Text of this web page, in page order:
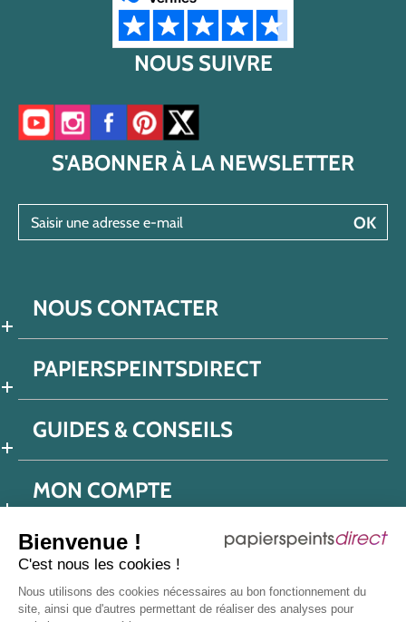
Bienvenue !
C'est nous les cookies !
Nous utilisons des cookies nécessaires au bon fonctionnement du
site, ainsi que d'autres permettant de réaliser des analyses pour
NOUS SUIVRE
Accéder à notre chaîne YouTube
Accéder à notre compte Instagram
Accéder à notre page Facebook
Accéder à notre compte Pinterest
Accéder à notre compte Twitter/X
S'ABONNER À LA NEWSLETTER
OK
NOUS CONTACTER
PAPIERSPEINTSDIRECT
GUIDES & CONSEILS
MON COMPTE
Politique de confidentialité
Mentions légales